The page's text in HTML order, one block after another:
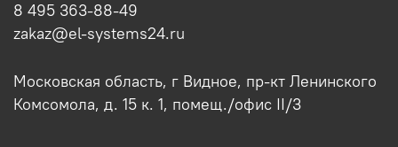
8 495 363-88-49
zakaz@el-systems24.ru
Московская область, г Видное, пр-кт Ленинского
Комсомола, д. 15 к. 1, помещ./офис II/3